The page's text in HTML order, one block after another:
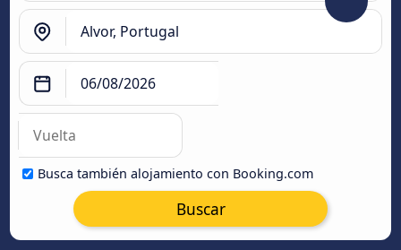
Busca también alojamiento con Booking.com
Buscar